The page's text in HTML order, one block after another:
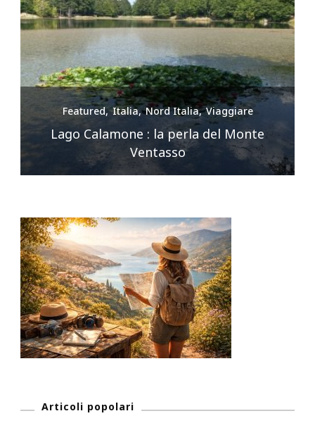
Featured Italia Nord Italia Viaggiare
Premilcuore e le sue cascate spettacolari
Articoli popolari